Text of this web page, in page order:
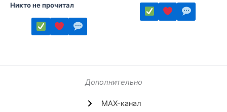
Никто не прочитал
несколько
вариаций.
можно
Дополнительно
MAX-канал